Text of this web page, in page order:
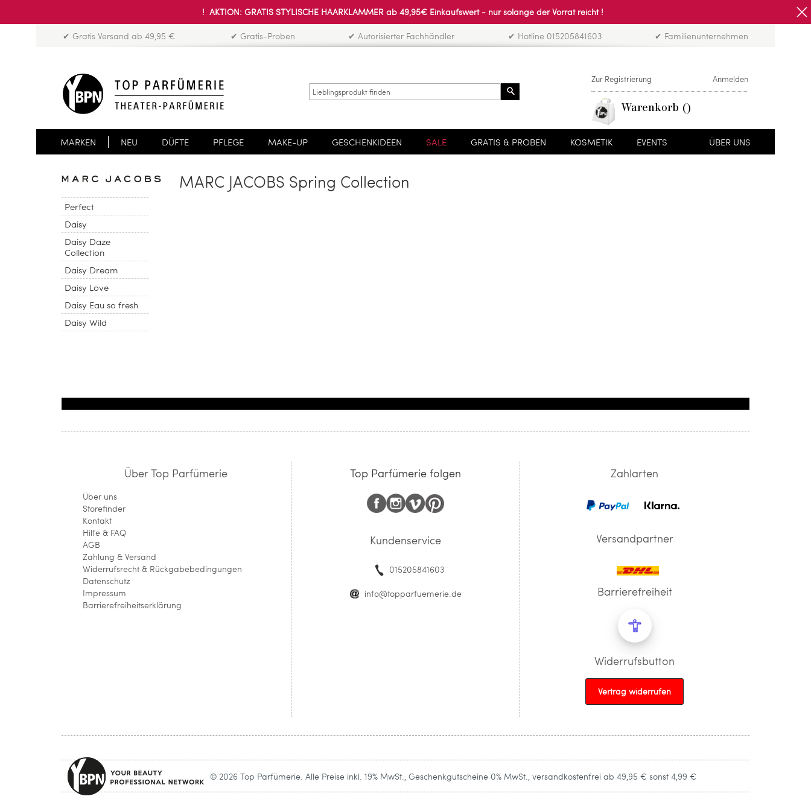
! AKTION: GRATIS STYLISCHE HAARKLAMMER ab 49,95€ Einkaufswert - nur solange der Vorrat reicht !
✔ Gratis Versand ab 49,95 € ✔ Gratis-Proben ✔ Autorisierter Fachhändler ✔ Hotline 015205841603 ✔ Familienunternehmen
Zur Registrierung Anmelden
Warenkorb
MARKEN NEU DÜFTE PFLEGE MAKE-UP GESCHENKIDEEN SALE GRATIS & PROBEN KOSMETIK EVENTS ÜBER UNS
Perfect
Daisy
Daisy Daze
Collection
Daisy Dream
Daisy Love
Daisy Eau so fresh
Daisy Wild
MARC JACOBS Spring Collection
Über Top Parfümerie
Über uns
Storefinder
Kontakt
Hilfe & FAQ
AGB
Zahlung & Versand
Widerrufsrecht & Rückgabebedingungen
Datenschutz
Impressum
Barrierefreiheitserklärung
Top Parfümerie folgen
Kundenservice
015205841603
info@topparfuemerie.de
Zahlarten
Versandpartner
Barrierefreiheit
Widerrufsbutton
Vertrag widerrufen
© 2026 Top Parfümerie. Alle Preise inkl. 19% MwSt., Geschenkgutscheine 0% MwSt., versandkostenfrei ab 49,95 € sonst 4,99 €